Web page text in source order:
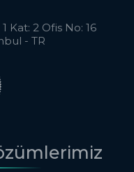
Kat: 2 Ofis No: 16
- TR